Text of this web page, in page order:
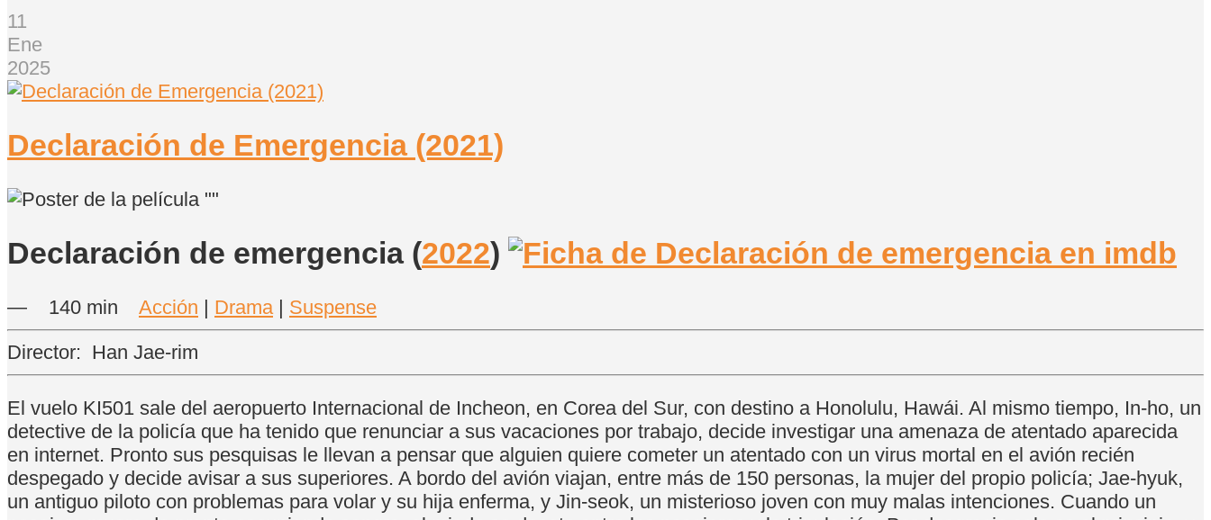
11
Ene
2025
Declaración de Emergencia (2021)
Declaración de emergencia (2022)
— 140 min Acción | Drama | Suspense
Director: Han Jae-rim
El vuelo KI501 sale del aeropuerto Internacional de Incheon, en Corea del Sur, con destino a Honolulu, Hawái. Al mismo tiempo, In-ho, un
detective de la policía que ha tenido que renunciar a sus vacaciones por trabajo, decide investigar una amenaza de atentado aparecida
en internet. Pronto sus pesquisas le llevan a pensar que alguien quiere cometer un atentado con un virus mortal en el avión recién
despegado y decide avisar a sus superiores. A bordo del avión viajan, entre más de 150 personas, la mujer del propio policía; Jae-hyuk,
un antiguo piloto con problemas para volar y su hija enferma, y Jin-seok, un misterioso joven con muy malas intenciones. Cuando un